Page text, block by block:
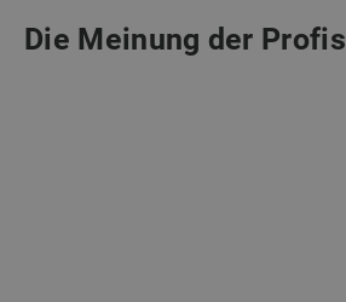
Die Meinung der Profis